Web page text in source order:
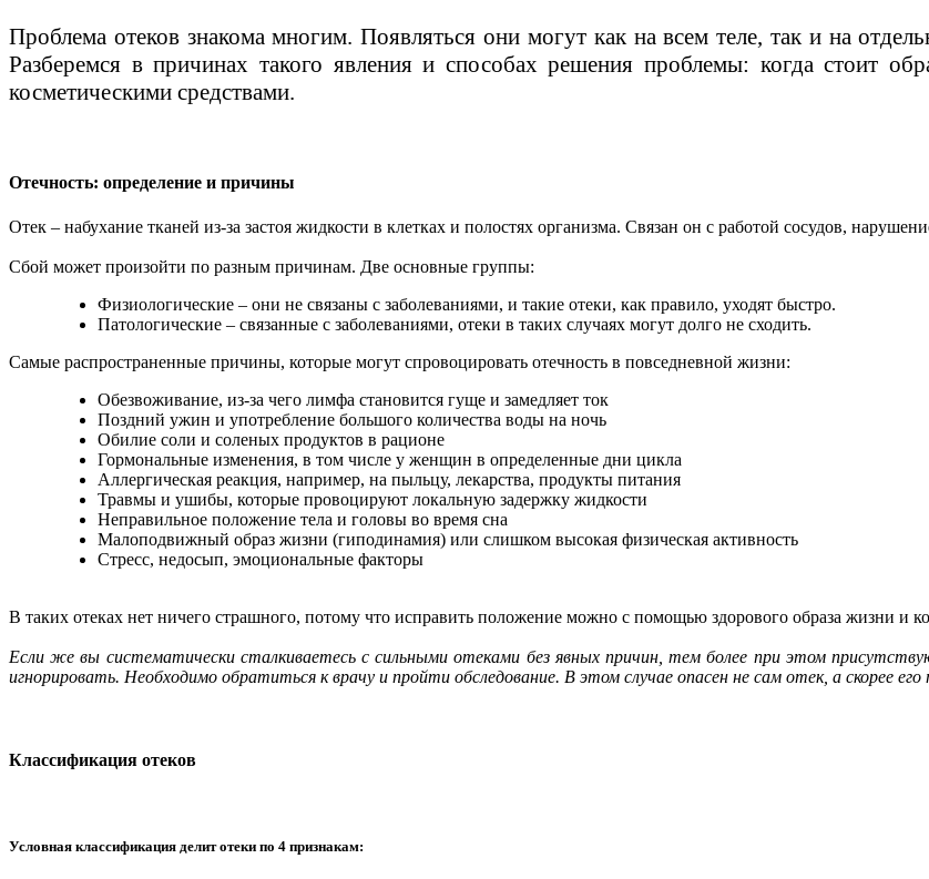
Проблема отеков знакома многим. Появляться они могут как на всем теле, так и на
Разберемся в причинах такого явления и способах решения проблемы: когда стоит
косметическими средствами.
Отечность: определение и причины
Отек – набухание тканей из-за застоя жидкости в клетках и полостях организма. Связан он с работой сосудов,
Сбой может произойти по разным причинам. Две основные группы:
Физиологические – они не связаны с заболеваниями, и такие отеки, как правило, уходят быстро.
Патологические – связанные с заболеваниями, отеки в таких случаях могут долго не сходить.
Самые распространенные причины, которые могут спровоцировать отечность в повседневной жизни:
Обезвоживание, из-за чего лимфа становится гуще и замедляет ток
Поздний ужин и употребление большого количества воды на ночь
Обилие соли и соленых продуктов в рационе
Гормональные изменения, в том числе у женщин в определенные дни цикла
Аллергическая реакция, например, на пыльцу, лекарства, продукты питания
Травмы и ушибы, которые провоцируют локальную задержку жидкости
Неправильное положение тела и головы во время сна
Малоподвижный образ жизни (гиподинамия) или слишком высокая физическая активность
Стресс, недосып, эмоциональные факторы
В таких отеках нет ничего страшного, потому что исправить положение можно с помощью здорового образа жизни и
Если же вы систематически сталкиваетесь с сильными отеками без явных причин, тем более при этом
игнорировать. Необходимо обратиться к врачу и пройти обследование. В этом случае опасен не сам отек, а скорее его
Классификация отеков
Условная классификация делит отеки по 4 признакам: